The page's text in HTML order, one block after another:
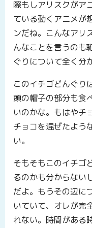
際もしアリスクがア
ている動くアニメが
ンだね。こんなアリ
んなことを言うのも
ぐりについて全く分
このイチゴどんぐり
頭の帽子の部分も食
いのかな。もはやチ
チョコを混ぜたよう
い。
そもそもこのイチゴ
るのかも分からない
だよ。もうその辺に
いていて、オレが完
れない。時間がある